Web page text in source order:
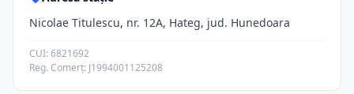
Nicolae Titulescu, nr. 12A, Hateg, jud. Hunedoara
CUI: 6821692
Reg. Comerț: J1994001125208